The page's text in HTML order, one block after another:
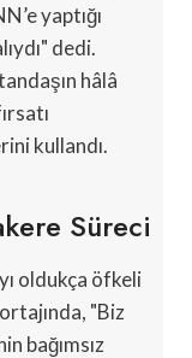
yaptığı
dedi.
hâlâ
kullandı.
Süreci
oldukça öfkeli
"Biz
bağımsız